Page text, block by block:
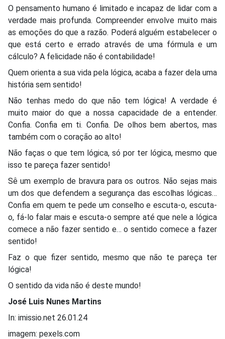
O pensamento humano é limitado e incapaz de lidar com a
verdade mais profunda. Compreender envolve muito mais
as emoções do que a razão. Poderá alguém estabelecer o
que está certo e errado através de uma fórmula e um
cálculo? A felicidade não é contabilidade!
Quem orienta a sua vida pela lógica, acaba a fazer dela uma
história sem sentido!
Não tenhas medo do que não tem lógica! A verdade é
muito maior do que a nossa capacidade de a entender.
Confia. Confia em ti. Confia. De olhos bem abertos, mas
também com o coração ao alto!
Não faças o que tem lógica, só por ter lógica, mesmo que
isso te pareça fazer sentido!
Sê um exemplo de bravura para os outros. Não sejas mais
um dos que defendem a segurança das escolhas lógicas…
Confia em quem te pede um conselho e escuta-o, escuta-
o, fá-lo falar mais e escuta-o sempre até que nele a lógica
comece a não fazer sentido e… o sentido comece a fazer
sentido!
Faz o que fizer sentido, mesmo que não te pareça ter
lógica!
O sentido da vida não é deste mundo!
José Luis Nunes Martins
In: imissio.net 26.01.24
imagem: pexels.com